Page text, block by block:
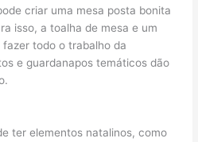
criar uma mesa posta bonita
isso, a toalha de mesa e um
todo o trabalho da
e guardanapos temáticos dão
ter elementos natalinos, como